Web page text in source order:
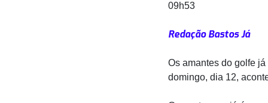
09h53
Redação Bastos Já
Os amantes do golfe
domingo, dia 12,